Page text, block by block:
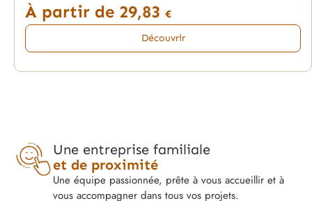
À partir de 29,83 €
Découvrir
Une entreprise familiale
et de proximité
Une équipe passionnée, prête à vous accueillir et à
vous accompagner dans tous vos projets.